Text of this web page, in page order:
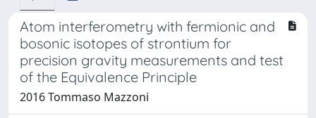
Atom interferometry with fermionic and
bosonic isotopes of strontium for
precision gravity measurements and test
of the Equivalence Principle
2016 Tommaso Mazzoni